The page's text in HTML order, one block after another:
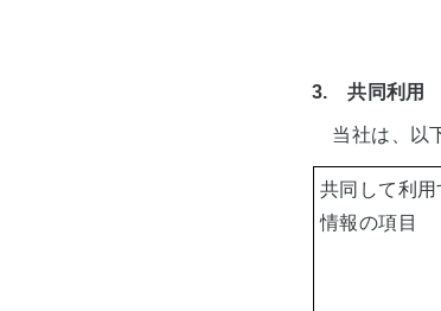
3. 共同利用
当社は、以
共同して利用
情報の項目